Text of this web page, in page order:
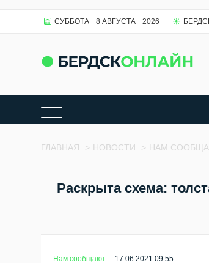
СУББОТА 8 АВГУСТА 2026
ГЛАВНАЯ > НОВОСТИ > НАМ
Раскрыта схема:
Нам сообщают 17.06.2021 09:55